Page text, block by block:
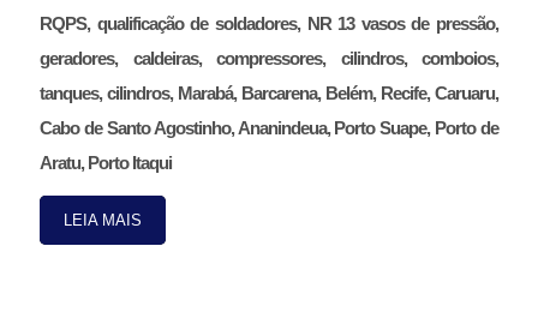
RQPS, qualificação de soldadores, NR 13 vasos de pressão,
geradores, caldeiras, compressores, cilindros, comboios,
tanques, cilindros, Marabá, Barcarena, Belém, Recife, Caruaru,
Cabo de Santo Agostinho, Ananindeua, Porto Suape, Porto de
Aratu, Porto Itaqui
LEIA MAIS